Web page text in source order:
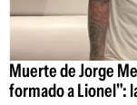
Muerte de Jorge
formado a Lionel":